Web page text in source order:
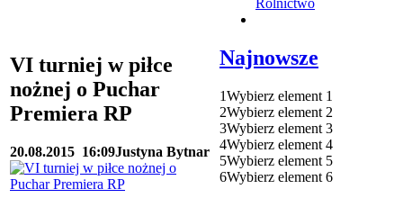
VI turniej w piłce
nożnej o Puchar
Premiera RP
20.08.2015 16:09Justyna Bytnar
Najnowsze
1Wybierz element 1
2Wybierz element 2
3Wybierz element 3
4Wybierz element 4
5Wybierz element 5
6Wybierz element 6